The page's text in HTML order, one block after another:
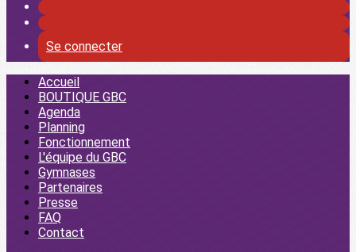
Se connecter
Accueil
BOUTIQUE GBC
Agenda
Planning
Fonctionnement
L'équipe du GBC
Gymnases
Partenaires
Presse
FAQ
Contact